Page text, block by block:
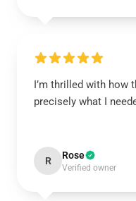
I’m thrilled with how
precisely what I
R Rose
Verified owner